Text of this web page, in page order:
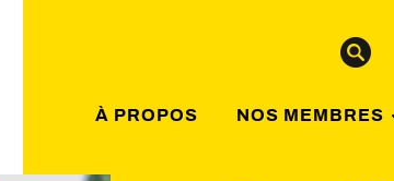
À PROPOS NOS MEMBRES